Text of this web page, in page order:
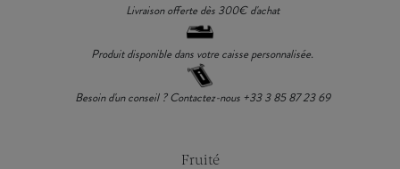
Livraison offerte dès 300€ d'achat
Produit disponible dans votre caisse personnalisée.
Besoin d'un conseil ? Contactez-nous +33 3 85 87 23 69
Fruité